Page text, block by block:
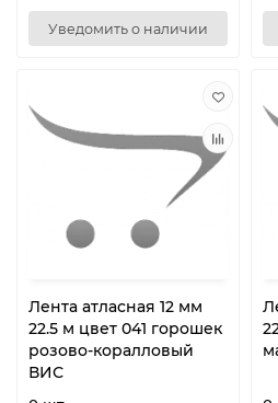
Уведомить о наличии
Лента атласная 12 мм
22.5 м цвет 041 горошек
розово-коралловый
ВИС